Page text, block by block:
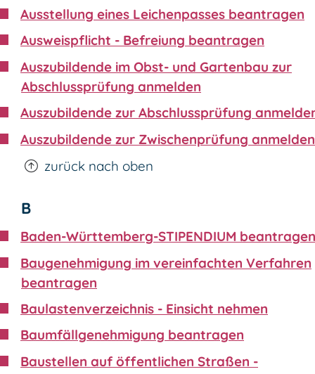
Ausstellung eines Leichenpasses beantragen
Ausweispflicht - Befreiung beantragen
Auszubildende im Obst- und Gartenbau zur
Abschlussprüfung anmelden
Auszubildende zur Abschlussprüfung
Auszubildende zur Zwischenprüfung anmelden
zurück nach oben
B
Baden-Württemberg-STIPENDIUM beantragen
Baugenehmigung im vereinfachten Verfahren
beantragen
Baulastenverzeichnis - Einsicht nehmen
Baumfällgenehmigung beantragen
Baustellen auf öffentlichen Straßen -